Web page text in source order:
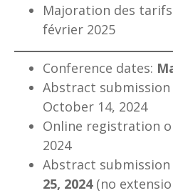
Majoration des
février 2025
Conference dates:
Abstract
October 14, 2024
Online registration
2024
Abstract submission
25, 2024(no